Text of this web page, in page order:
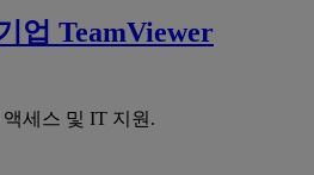
업 TeamViewer
세스 및 IT 지원.